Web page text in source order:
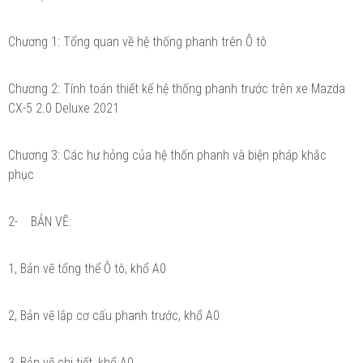
Chương 1: Tổng quan về hệ thống phanh trên Ô tô
Chương 2: Tính toán thiết kế hệ thống phanh trước trên xe Mazda
CX-5 2.0 Deluxe 2021
Chương 3: Các hư hỏng của hệ thốn phanh và biện pháp khắc
phục
2- BẢN VẼ:
1, Bản vẽ tổng thể Ô tô, khổ A0
2, Bản vẽ lắp cơ cấu phanh trước, khổ A0